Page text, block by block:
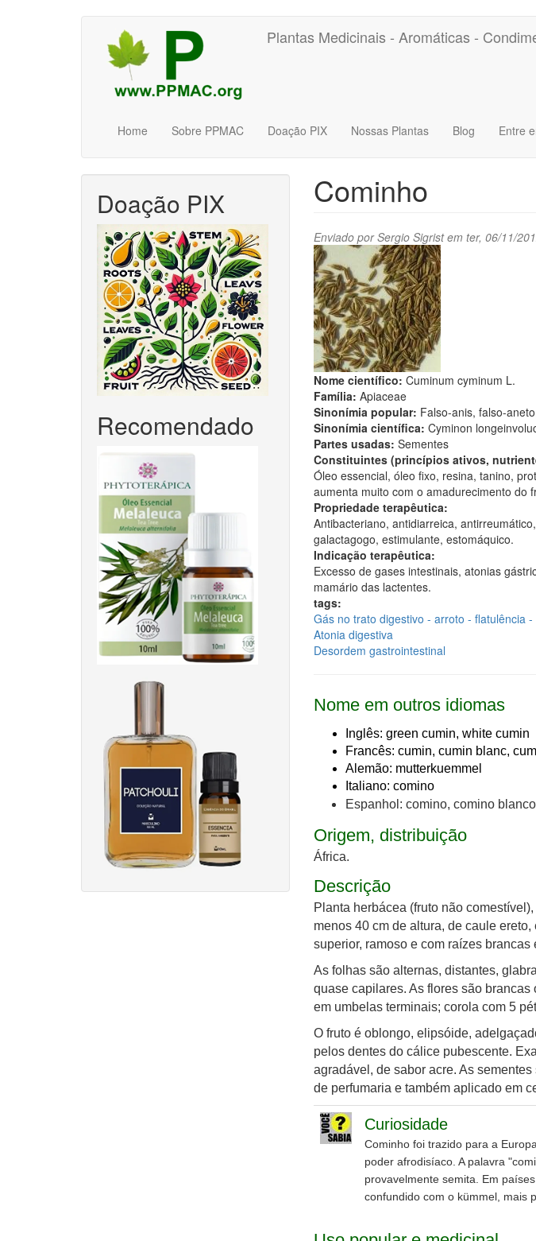
Plantas Medicinais - Aromáticas -
Home Sobre PPMAC Doação PIX Nossas Plantas Blog Entre
Doação PIX
Recomendado
Cominho
Enviado porSergio Sigristem ter, 06/11/
Nome científico: Cuminum cyminum L.
Família: Apiaceae
Sinonímia popular: Falso-anis, falso-
Sinonímia científica: Cyminon
Partes usadas: Sementes
Constituintes (princípios ativos,
Óleo essencial, óleo fixo, resina, tanino,
aumenta muito com o amadurecimento do
Propriedade terapêutica:
Antibacteriano, antidiarreica,
galactagogo, estimulante, estomáquico.
Indicação terapêutica:
Excesso de gases intestinais, atonias
mamário das lactentes.
tags:
Gás no trato digestivo - arroto - flatulência
Atonia digestiva
Desordem gastrointestinal
Nome em outros idiomas
Inglês: green cumin, white cumin
Francês: cumin, cumin blanc,
Alemão: mutterkuemmel
Italiano: comino
Espanhol: comino, comino blanco
Origem, distribuição
África.
Descrição
Planta herbácea (fruto não
menos 40 cm de altura, de caule
superior, ramoso e com raízes brancas
As folhas são alternas, distantes,
quase capilares. As flores são
em umbelas terminais; corola com 5
O fruto é oblongo, elipsóide,
pelos dentes do cálice pubescente.
agradável, de sabor acre. As
de perfumaria e também aplicado em
Curiosidade
Cominho foi trazido para a
poder afrodisíaco. A palavra
provavelmente semita. Em
confundido com o kümmel, mais